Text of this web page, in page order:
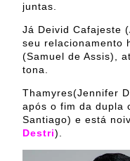
juntas.
Já Deivid Cafajeste
seu relacionamento
(Samuel de Assis),
tona.
Thamyres(Jennifer
após o fim da dupla
Santiago) e está
Destri).